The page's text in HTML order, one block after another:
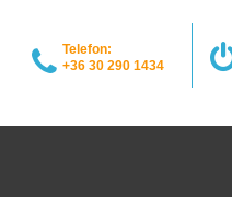
Telefon:
+36 30 290 1434